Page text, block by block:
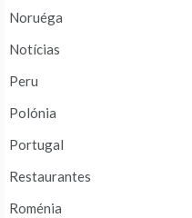
Noruéga
Notícias
Peru
Polónia
Portugal
Restaurantes
Roménia